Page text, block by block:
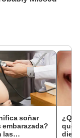
soñar
embarazada?
las
que